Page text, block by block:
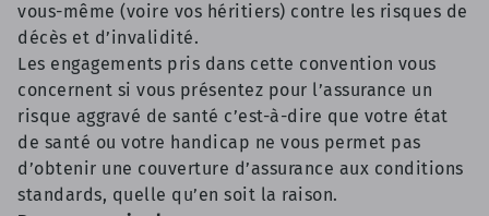
vous-même (voire vos héritiers) contre les risques de
décès et d’invalidité.
Les engagements pris dans cette convention vous
concernent si vous présentez pour l’assurance un
risque aggravé de santé c’est-à-dire que votre état
de santé ou votre handicap ne vous permet pas
d’obtenir une couverture d’assurance aux conditions
standards, quelle qu’en soit la raison.